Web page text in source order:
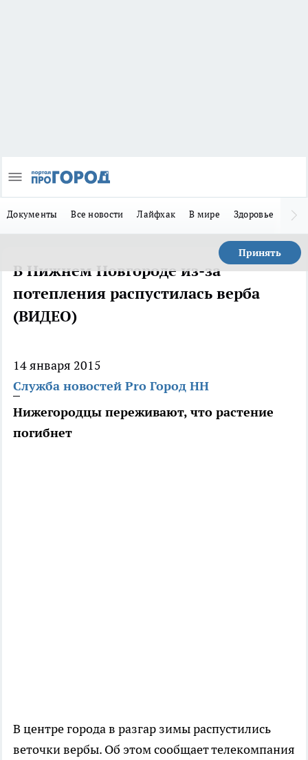
Документы Все новости Лайфхак В мире Здоровье
Принять
В Нижнем Новгороде из-за
потепления распустилась верба
(ВИДЕО)
14 января 2015
Служба новостей Pro Город НН
Нижегородцы переживают, что растение
погибнет
В центре города в разгар зимы распустились
веточки вербы. Об этом сообщает телекомпания